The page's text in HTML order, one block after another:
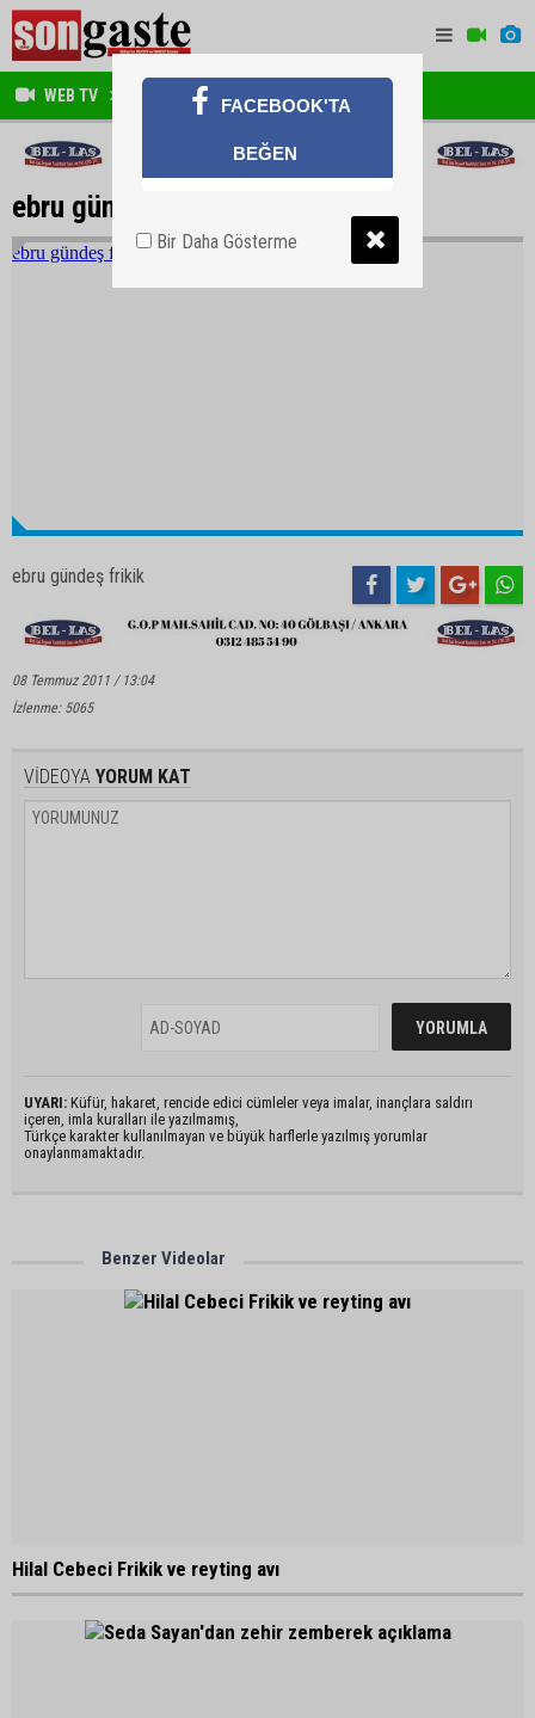
WEB TV MAGAZİN ebru gündeş frikik
ebru gündeş frikik
ebru gündeş frikik
08 Temmuz 2011 / 13:04
İzlenme: 5065
VİDEOYA YORUM KAT
UYARI: Küfür, hakaret, rencide edici cümleler veya imalar, inançlara saldırı
içeren, imla kuralları ile yazılmamış,
Türkçe karakter kullanılmayan ve büyük harflerle yazılmış yorumlar
onaylanmamaktadır.
Benzer Videolar
Hilal Cebeci Frikik ve reyting avı
FACEBOOK'TA
BEĞEN
Bir Daha Gösterme